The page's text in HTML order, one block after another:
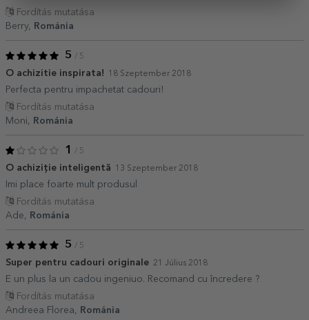
Fordítás mutatása
Berry,
Románia
5 / 5
O achizitie inspirata! 18 Szeptember 2018
Perfecta pentru impachetat cadouri!
Fordítás mutatása
Moni,
Románia
1 / 5
O achiziție inteligentă 13 Szeptember 2018
Imi place foarte mult produsul
Fordítás mutatása
Ade,
Románia
5 / 5
Super pentru cadouri originale 21 Július 2018
E un plus la un cadou ingeniuo. Recomand cu încredere ?
Fordítás mutatása
Andreea Florea,
Románia